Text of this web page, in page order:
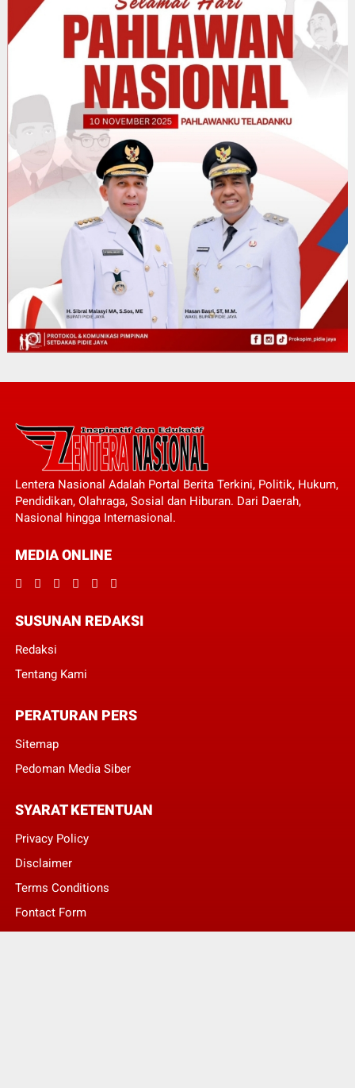
Lentera Nasional Adalah Portal Berita Terkini, Politik, Hukum,
Pendidikan, Olahraga, Sosial dan Hiburan. Dari Daerah,
Nasional hingga Internasional.
MEDIA ONLINE
SUSUNAN REDAKSI
Redaksi
Tentang Kami
PERATURAN PERS
Sitemap
Pedoman Media Siber
SYARAT KETENTUAN
Privacy Policy
Disclaimer
Terms Conditions
Fontact Form